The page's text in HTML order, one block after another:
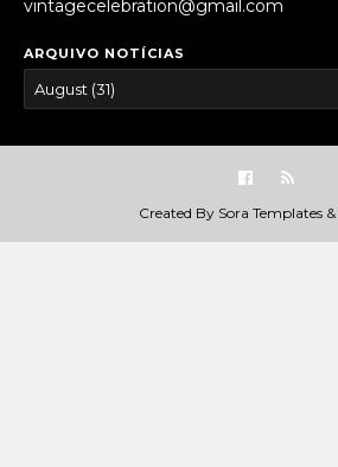
vintagecelebration@gmail.com
ARQUIVO NOTÍCIAS
Created By Sora Templates&